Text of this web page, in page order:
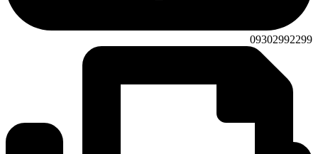
09302992299